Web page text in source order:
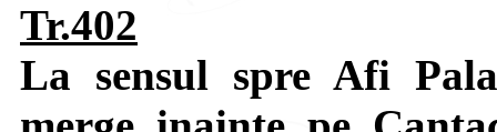
Tr.402
La sensul spre Afi